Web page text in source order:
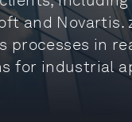
and
processes in
for industrial